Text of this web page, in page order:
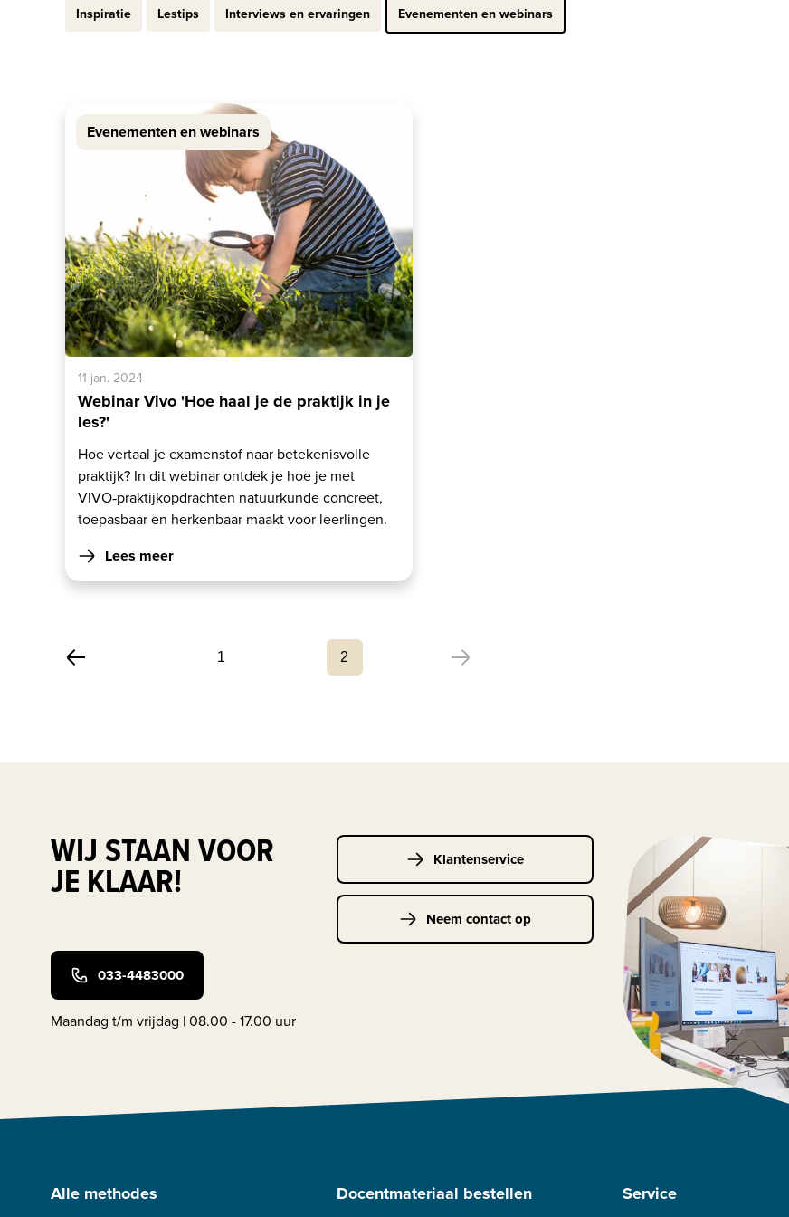
Inspiratie Lestips Interviews en ervaringen Evenementen en webinars
Evenementen en webinars
11 jan. 2024
Webinar Vivo 'Hoe haal je de praktijk in je
les?'
Hoe vertaal je examenstof naar betekenisvolle
praktijk? In dit webinar ontdek je hoe je met
VIVO‑praktijkopdrachten natuurkunde concreet,
toepasbaar en herkenbaar maakt voor leerlingen.
Lees meer
1 2
WIJ STAAN VOOR
JE KLAAR!
033-4483000
Maandag t/m vrijdag | 08.00 - 17.00 uur
Klantenservice
Neem contact op
Alle methodes Docentmateriaal bestellen Service